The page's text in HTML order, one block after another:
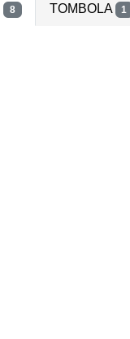
8 TOMBOLA 1